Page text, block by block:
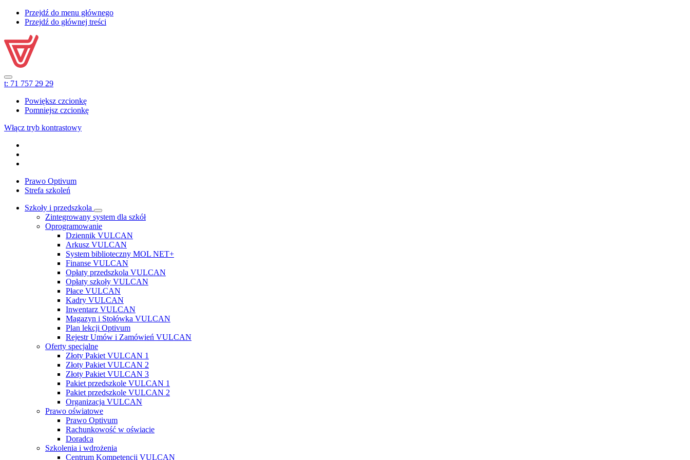
Przejdź do menu głównego
Przejdź do głównej treści
t: 71 757 29 29
Powiększ czcionkę
Pomniejsz czcionkę
Włącz tryb kontrastowy
Prawo Optivum
Strefa szkoleń
Szkoły i przedszkola
Zintegrowany system dla szkół
Oprogramowanie
Dziennik VULCAN
Arkusz VULCAN
System biblioteczny MOL NET+
Finanse VULCAN
Opłaty przedszkola VULCAN
Opłaty szkoły VULCAN
Płace VULCAN
Kadry VULCAN
Inwentarz VULCAN
Magazyn i Stołówka VULCAN
Plan lekcji Optivum
Rejestr Umów i Zamówień VULCAN
Oferty specjalne
Złoty Pakiet VULCAN 1
Złoty Pakiet VULCAN 2
Złoty Pakiet VULCAN 3
Pakiet przedszkole VULCAN 1
Pakiet przedszkole VULCAN 2
Organizacja VULCAN
Prawo oświatowe
Prawo Optivum
Rachunkowość w oświacie
Doradca
Szkolenia i wdrożenia
Centrum Kompetencji VULCAN